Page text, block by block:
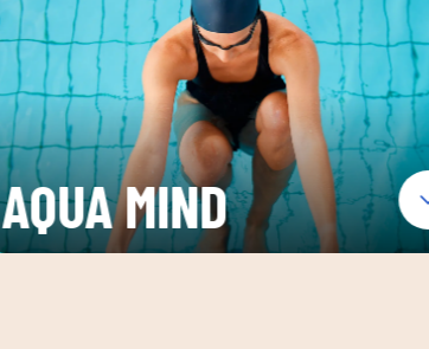
AQUA MIND